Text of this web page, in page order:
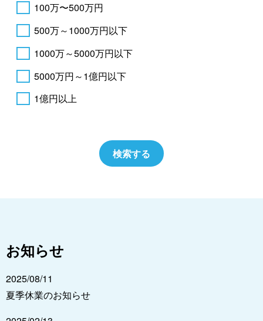
100万〜500万円
500万～1000万円以下
1000万～5000万円以下
5000万円～1億円以下
1億円以上
お知らせ
2025/08/11
夏季休業のお知らせ